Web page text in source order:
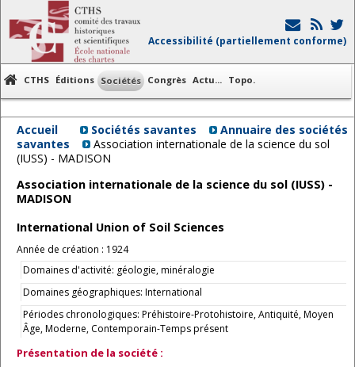
Accessibilité (partiellement conforme)
CTHS Éditions Sociétés Congrès Actu... Topo.
Accueil Sociétés savantes
Annuaire des sociétés
savantes
Association internationale de la science du sol
(IUSS) - MADISON
Association internationale de la science du sol (IUSS) -
MADISON
International Union of Soil Sciences
Année de création : 1924
Domaines d'activité: géologie, minéralogie
Domaines géographiques: International
Périodes chronologiques: Préhistoire-Protohistoire, Antiquité, Moyen
Âge, Moderne, Contemporain-Temps présent
Présentation de la société :